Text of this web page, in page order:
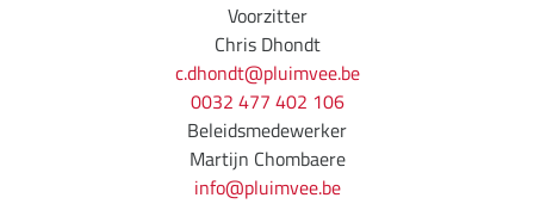
Voorzitter
Chris Dhondt
c.dhondt@pluimvee.be
0032 477 402 106
Beleidsmedewerker
Martijn Chombaere
info@pluimvee.be